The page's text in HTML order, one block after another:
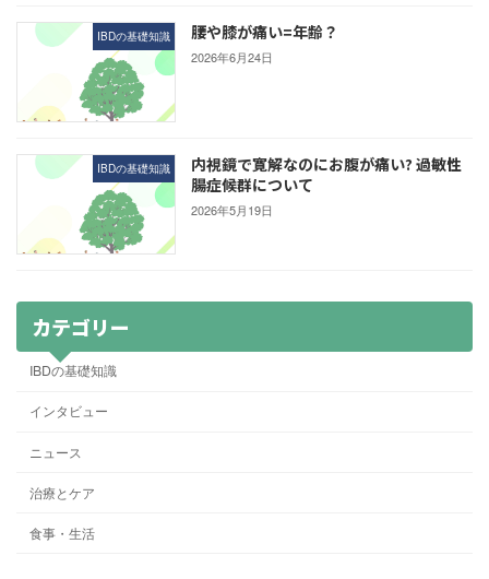
IBDの基礎知識 腰や膝が痛い=年齢？
2026年6月24日
IBDの基礎知識
内視鏡で寛解なのにお腹が痛い? 過敏性
腸症候群について
2026年5月19日
カテゴリー
IBDの基礎知識
インタビュー
ニュース
治療とケア
食事・生活